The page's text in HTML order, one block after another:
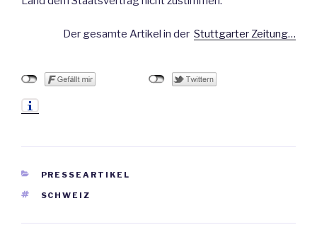
Der gesamte Artikel in der Stuttgarter Zeitung…
KATEGORIEN
PRESSEARTIKEL
SCHLAGWÖRTER
SCHWEIZ